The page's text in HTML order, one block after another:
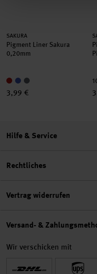
Hersteller:
SAKURA
Pigment Liner Sakura
0,20mm
3,99 €
Hilfe & Service
Rechtliches
Vertrag widerrufen
Versand- &
Wir verschicken mit